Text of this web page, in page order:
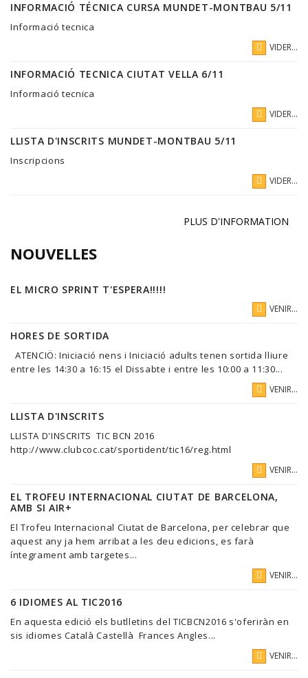
INFORMACIÓ TÉCNICA CURSA MUNDET-MONTBAU 5/11
Informació tecnica
VIDER...
INFORMACIÓ TECNICA CIUTAT VELLA 6/11
Informació tecnica
VIDER...
LLISTA D'INSCRITS MUNDET-MONTBAU 5/11
Inscripcions
VIDER...
PLUS D'INFORMATION
NOUVELLES
EL MICRO SPRINT T'ESPERA!!!!!
VENIR...
HORES DE SORTIDA
ATENCIÖ: Iniciació nens i Iniciació adults tenen sortida lliure
entre les 14:30 a 16:15 el Dissabte i entre les 10:00 a 11:30...
VENIR...
LLISTA D'INSCRITS
LLISTA D'INSCRITS TIC BCN 2016
http://www.clubcoc.cat/sportident/tic16/reg.html
VENIR...
EL TROFEU INTERNACIONAL CIUTAT DE BARCELONA,
AMB SI AIR+
El Trofeu Internacional Ciutat de Barcelona, per celebrar que
aquest any ja hem arribat a les deu edicions, es farà
íntegrament amb targetes...
VENIR...
6 IDIOMES AL TIC2016
En aquesta edició els butlletins del TICBCN2016 s'oferiràn en
sis idiomes Català Castellà Frances Angles...
VENIR...